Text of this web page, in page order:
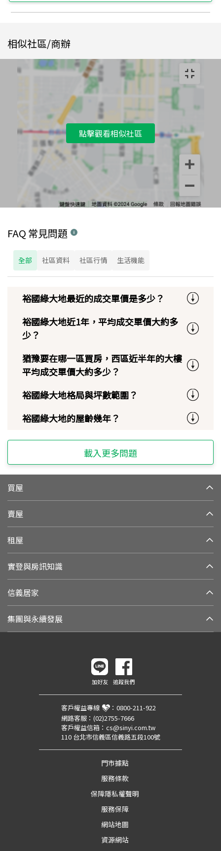
相似社區/商辦
點擊觀看相似社區
FAQ 常見問題
全部 社區資料 社區行情 生活機能
裕國綠大地最近的成交單價是多少？
裕國綠大地近1年，平均成交單價大約多
少？
猶豫要在哪一區買房，西區近半年的大樓
平均成交單價大約多少？
裕國綠大地格局與坪數範圍？
裕國綠大地的屋齡幾年？
載入更多問題
買屋
賣屋
租屋
實登與房訊知識
信義居家
集團與永續發展
加好友 追蹤我們
客戶權益專線 ： 0800-211-922
網路客服： (02)2755-7666
客戶權益信箱： cs@sinyi.com.tw
110 台北市信義區信義路五段100號
門市據點
服務條款
保障隱私權聲明
服務保障
網站地圖
資源網站